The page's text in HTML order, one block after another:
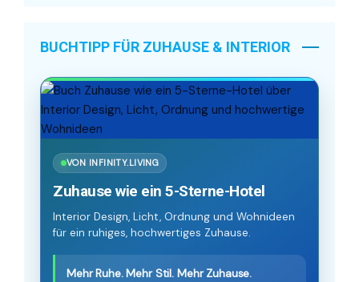
BUCHTIPP FÜR ZUHAUSE & INTERIOR
VON INFINITY.LIVING
Zuhause wie ein 5-Sterne-Hotel
Interior Design, Licht, Ordnung und Wohnideen
für ein ruhiges, hochwertiges Zuhause.
Mehr Ruhe. Mehr Stil. Mehr Zuhause.